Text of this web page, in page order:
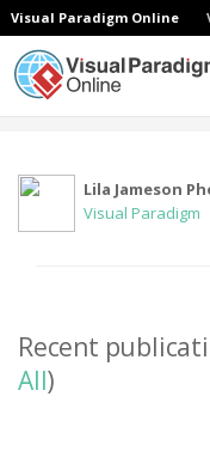
Visual Paradigm Online
Lila Jameson
Visual Paradigm
Recent
All)